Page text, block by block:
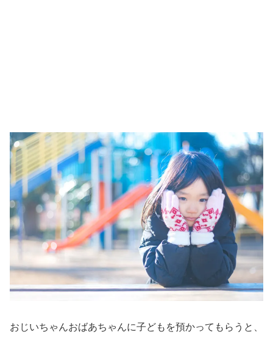
おじいちゃんおばあちゃんに子どもを預かってもらうと、